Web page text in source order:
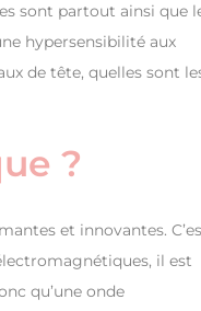
sont partout ainsi que
hypersensibilité aux
de tête, quelles sont
?
et innovantes.
il est
qu’une onde